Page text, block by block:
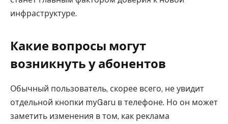
инфраструктуре.
Какие вопросы могут
возникнуть у абонентов
Обычный пользователь, скорее всего, не увидит
отдельной кнопки myGaru в телефоне. Но он может
заметить изменения в том, как реклама